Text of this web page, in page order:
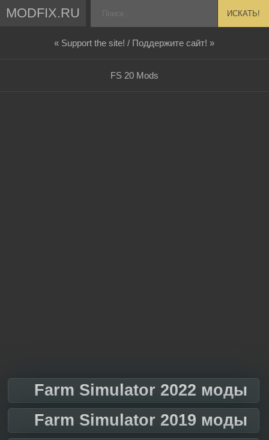
MODFIX.RU ИСКАТЬ!
« Support the site! / Поддержите сайт! »
FS 20 Mods
Farm Simulator 2022 моды
Farm Simulator 2019 моды